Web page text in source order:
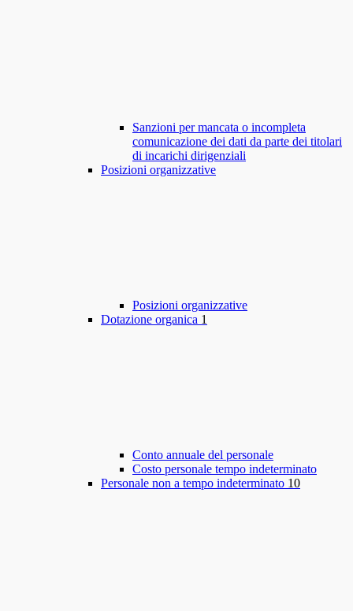
Sanzioni per mancata o incompleta
comunicazione dei dati da parte dei titolari
di incarichi dirigenziali
Posizioni organizzative
Posizioni organizzative
Dotazione organica 1
Conto annuale del personale
Costo personale tempo indeterminato
Personale non a tempo indeterminato 10